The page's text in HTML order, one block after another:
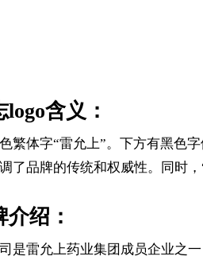
含义：
繁体字“雷允上”。下方有黑色
了品牌的传统和权威性。同时
绍：
是雷允上药业集团成员企业之